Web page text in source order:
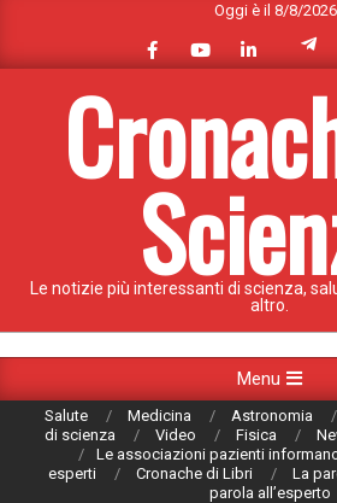
content
Oggi è il 8/8/2026
Le notizie più interessanti di scienza,
altro.
Navigation
Menu
Salute Medicina Astronomia
di scienza
Video Fisica
Le associazioni pazienti
esperti
Cronache di Libri La
parola all’esperto